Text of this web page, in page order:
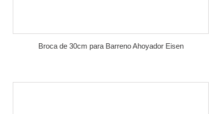
Broca de 30cm para Barreno Ahoyador Eisen